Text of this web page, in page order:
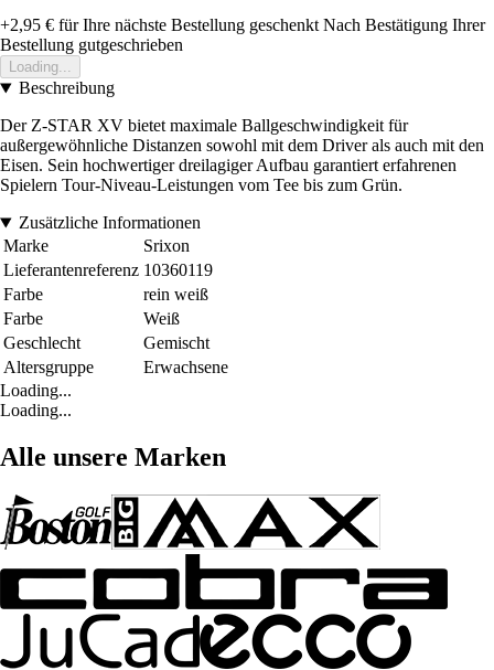
+2,95 € für Ihre nächste Bestellung geschenkt Nach Bestätigung Ihrer
Bestellung gutgeschrieben
Loading...
Beschreibung
Der Z-STAR XV bietet maximale Ballgeschwindigkeit für
außergewöhnliche Distanzen sowohl mit dem Driver als auch mit den
Eisen. Sein hochwertiger dreilagiger Aufbau garantiert erfahrenen
Spielern Tour-Niveau-Leistungen vom Tee bis zum Grün.
Zusätzliche Informationen
Marke
Srixon
Lieferantenreferenz 10360119
Farbe
rein weiß
Farbe
Weiß
Geschlecht
Gemischt
Altersgruppe
Erwachsene
Loading...
Loading...
Alle unsere Marken